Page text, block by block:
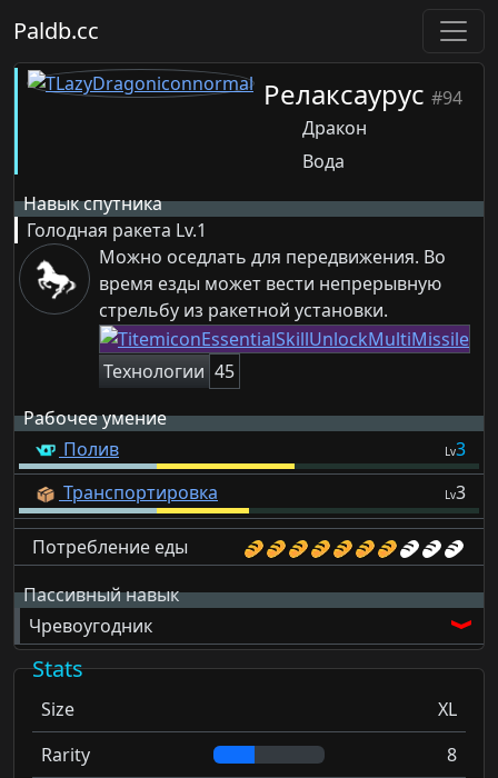
Paldb.cc
Релаксаурус #94
Дракон
Вода
Навык спутника
Голодная ракета Lv.1
Можно оседлать для передвижения. Во
время езды может вести непрерывную
стрельбу из ракетной установки.
Технологии 45
Рабочее умение
Полив
Lv3
Транспортировка
Lv3
Потребление еды
Пассивный навык
Чревоугодник
Stats
Size
XL
Rarity
8